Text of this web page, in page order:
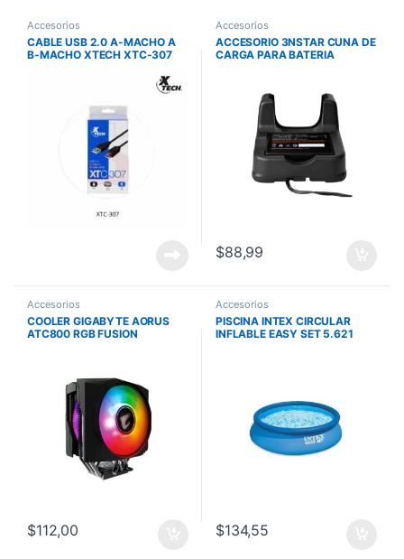
Accesorios
CABLE USB 2.0 A-MACHO A
B-MACHO XTECH XTC-307
Accesorios
ACCESORIO 3NSTAR CUNA DE
CARGA PARA BATERIA
$88,99
Accesorios
COOLER GIGABYTE AORUS
ATC800 RGB FUSION
$112,00
Accesorios
PISCINA INTEX CIRCULAR
INFLABLE EASY SET 5.621
$134,55